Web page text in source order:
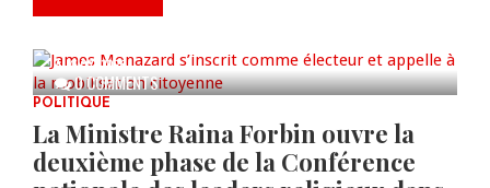
0 COMMENTS
électeur et appelle à la
AUG 07, 2026
POLITIQUE
La Ministre Raina Forbin ouvre la
deuxième phase de la Conférence